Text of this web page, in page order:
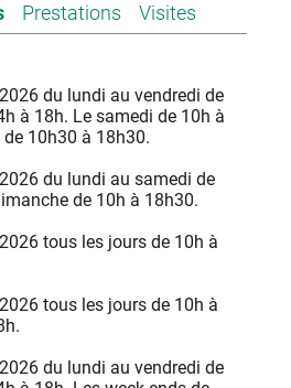
et de son épouse
de Sévigné et plus
La Marquise séjourne
et destine à sa chère fille
lettres, qui la rendront
Le monument, riche de 1000
panorama époustouflant sur
beaux villages de France.
d’un siècle de légende,
du deuxième étage du
et consacré au 17e.
Prestations Visites
du lundi au vendredi de
à 18h. Le samedi de 10h à
10h30 à 18h30.
du lundi au samedi de
de 10h à 18h30.
tous les jours de 10h à
tous les jours de 10h à
du lundi au vendredi de